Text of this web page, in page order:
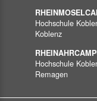
Hochschule
Koblenz
Hochschule
Remagen